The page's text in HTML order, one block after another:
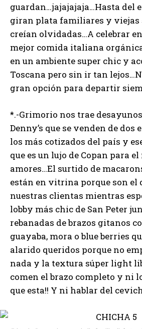
guardan…jajajajaja…Hasta del
giran plata familiares y viejas
creían olvidadas…A celebrar
mejor comida italiana
en un ambiente super chic y
Toscana pero sin ir tan
gran opción para departir
*.-Grimorio nos trae
Denny’s que se venden de dos
los más cotizados del país y
que es un lujo de Copan para
amores…El surtido de
están en vitrina porque son el
nuestras clientas mientras
lobby más chic de San Peter
rebanadas de brazos gitanos
guayaba, mora o blue berries
alarido queridos porque no
nada y la textura súper light
comen el brazo completo y ni
que esta!! Y ni hablar del